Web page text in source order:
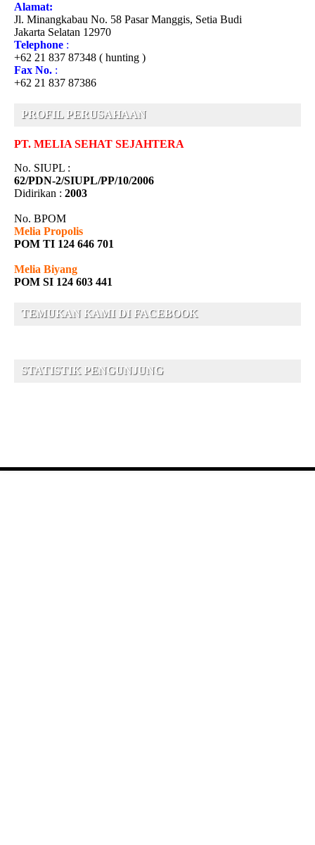
Alamat:
Jl. Minangkabau No. 58 Pasar Manggis, Setia Budi
Jakarta Selatan 12970
Telephone :
+62 21 837 87348 ( hunting )
Fax No. :
+62 21 837 87386
PROFIL PERUSAHAAN
PT. MELIA SEHAT SEJAHTERA
No. SIUPL :
62/PDN-2/SIUPL/PP/10/2006
Didirikan : 2003
No. BPOM
Melia Propolis
POM TI 124 646 701
Melia Biyang
POM SI 124 603 441
TEMUKAN KAMI DI FACEBOOK
STATISTIK PENGUNJUNG